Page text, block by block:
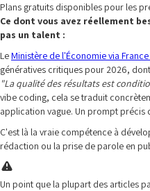
Plans gratuits disponibles pour les
Ce dont vous avez réellement
pas un talent :
LeMinistère de l'Économie via France
génératives critiques pour 2026,
"La qualité des résultats est
vibe coding, cela se traduit
application vague. Un prompt précis
C'est là la vraie compétence à
rédaction ou la prise de parole en
Un point que la plupart des articles